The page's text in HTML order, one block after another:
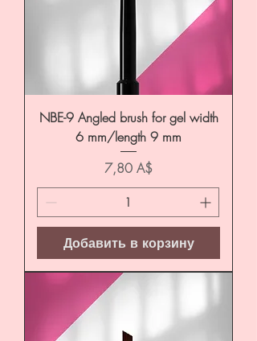
NBE-9 Angled brush for gel width
6 mm/length 9 mm
Цена
7,80 A$
Добавить в корзину